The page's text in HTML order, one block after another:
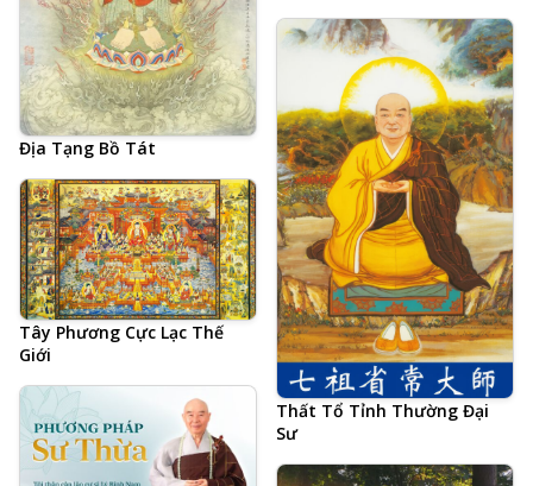
và Văn Thù Bồ Tát
Địa Tạng Bồ Tát
Thất Tổ Tỉnh Thường Đại
Sư
Tây Phương Cực Lạc Thế
Giới